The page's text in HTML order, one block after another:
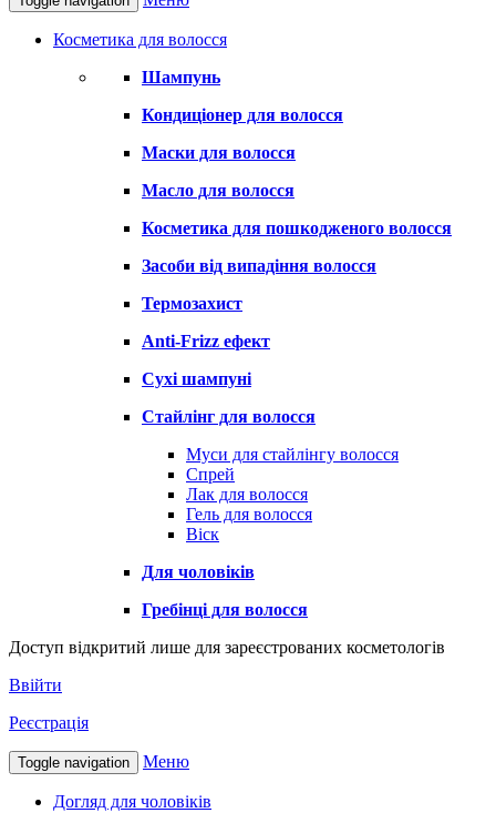
Косметика для волосся
Шампунь
Кондиціонер для волосся
Маски для волосся
Масло для волосся
Косметика для пошкодженого волосся
Засоби від випадіння волосся
Термозахист
Anti-Frizz ефект
Сухі шампуні
Стайлінг для волосся
Муси для стайлінгу волосся
Спрей
Лак для волосся
Гель для волосся
Віск
Для чоловіків
Гребінці для волосся
Доступ відкритий лише для зареєстрованих косметологів
Ввійти
Реєстрація
Toggle navigation Меню
Догляд для чоловіків